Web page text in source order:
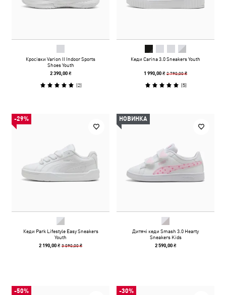
Кросівки Varion II Indoor Sports
Shoes Youth
2 390,00 ₴
(2)
Кеди Carina 3.0 Sneakers Youth
1 990,00 ₴2 790,00 ₴
(5)
-29%
Кеди Park Lifestyle Easy Sneakers
Youth
2 190,00 ₴3 090,00 ₴
НОВИНКА
Дитячі кеди Smash 3.0 Hearty
Sneakers Kids
2 590,00 ₴
-50% -30%